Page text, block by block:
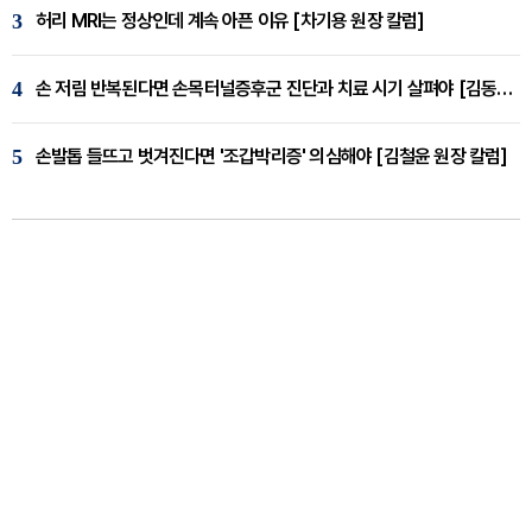
3 허리 MRI는 정상인데 계속 아픈 이유 [차기용 원장 칼럼]
4 손 저림 반복된다면 손목터널증후군 진단과 치료 시기 살펴야 [김동현 원장 칼럼]
5 손발톱 들뜨고 벗겨진다면 '조갑박리증' 의심해야 [김철윤 원장 칼럼]